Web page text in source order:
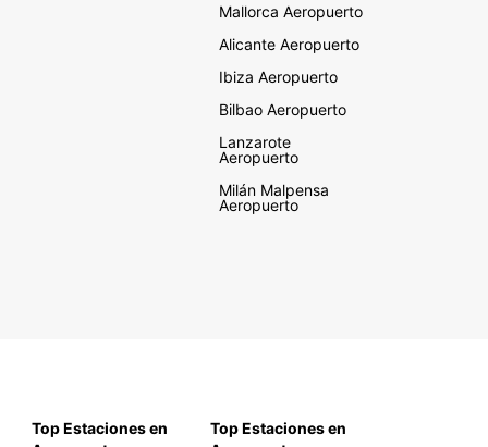
Mallorca Aeropuerto
Alicante Aeropuerto
Ibiza Aeropuerto
Bilbao Aeropuerto
Lanzarote
Aeropuerto
Milán Malpensa
Aeropuerto
Top Estaciones en
Top Estaciones en